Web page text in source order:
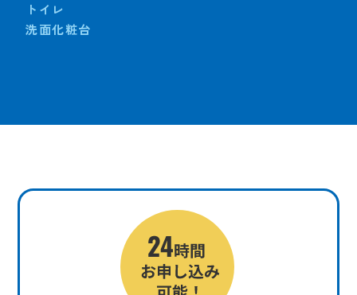
トイレ
洗面化粧台